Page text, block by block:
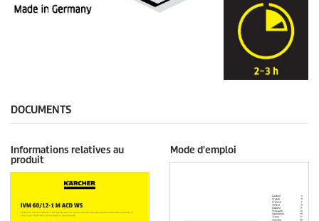
DOCUMENTS
Informations relatives au
produit
Mode d'emploi